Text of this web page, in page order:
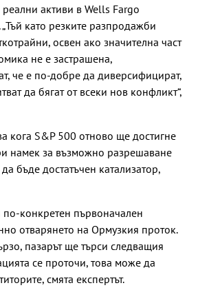
активи в Wells Fargo
като резките разпродажби
освен ако значителна част
не е застрашена,
че е по-добре да диверсифицират,
да бягат от всеки нов конфликт“,
кога S&P 500 отново ще достигне
намек за възможно разрешаване
бъде достатъчен катализатор,
конкретен първоначален
отварянето на Ормузкия проток.
пазарът ще търси следващия
се проточи, това може да
смята експертът.